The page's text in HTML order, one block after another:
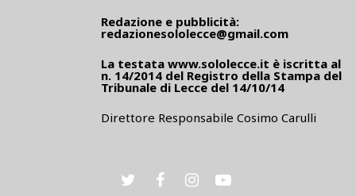
Redazione e pubblicità:
redazionesololecce@gmail.com
La testata www.sololecce.it è iscritta al
n. 14/2014 del Registro della Stampa del
Tribunale di Lecce del 14/10/14
Direttore Responsabile Cosimo Carulli